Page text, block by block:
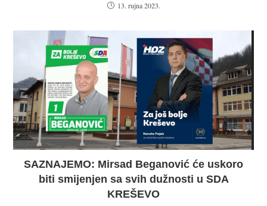
13. rujna 2023.
SAZNAJEMO: Mirsad Beganović će uskoro
biti smijenjen sa svih dužnosti u SDA
KREŠEVO